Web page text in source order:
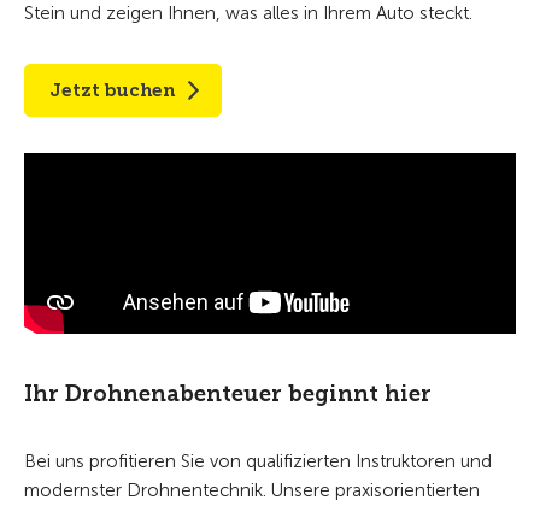
Stein und zeigen Ihnen, was alles in Ihrem Auto steckt.
Jetzt buchen
Ihr Drohnenabenteuer beginnt hier
Bei uns profitieren Sie von qualifizierten Instruktoren und
modernster Drohnentechnik. Unsere praxisorientierten